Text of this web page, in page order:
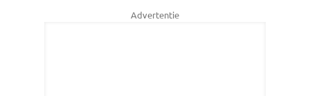
Advertentie